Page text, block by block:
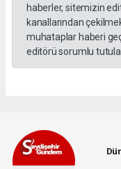
haberler, sitemizin
kanallarından
muhataplar haberi
editörü sorumlu